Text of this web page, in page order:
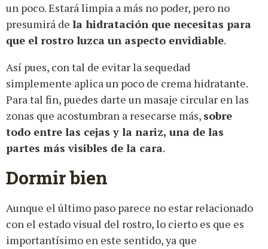
un poco. Estará limpia a más no poder, pero no
presumirá de la hidratación que necesitas para
que el rostro luzca un aspecto envidiable.
Así pues, con tal de evitar la sequedad
simplemente aplica un poco de crema hidratante.
Para tal fin, puedes darte un masaje circular en las
zonas que acostumbran a resecarse más, sobre
todo entre las cejas y la nariz, una de las
partes más visibles de la cara.
Dormir bien
Aunque el último paso parece no estar relacionado
con el estado visual del rostro, lo cierto es que es
importantísimo en este sentido, ya que